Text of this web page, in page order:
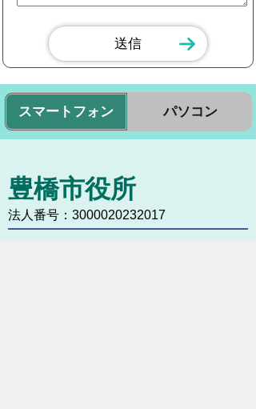
スマートフォン パソコン
豊橋市役所
法人番号：3000020232017